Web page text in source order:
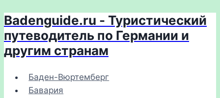
Перейти
к
содержимому
Badenguide.ru - Туристический
путеводитель по Германии и
другим странам
Баден-Вюртемберг
Бавария